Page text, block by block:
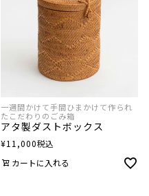
一週間かけて手間ひまかけて作られ
たこだわりのごみ箱
アタ製ダストボックス
¥11,000税込
カートに入れる